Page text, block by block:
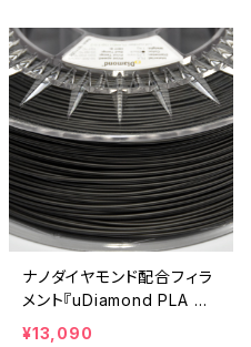
ナノダイヤモンド配合フィラ
メント『uDiamond PLA ブ
ラック』
¥13,090